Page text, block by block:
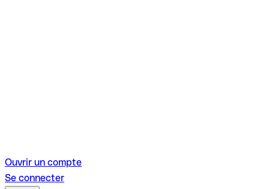
Ouvrir un compte
Se connecter